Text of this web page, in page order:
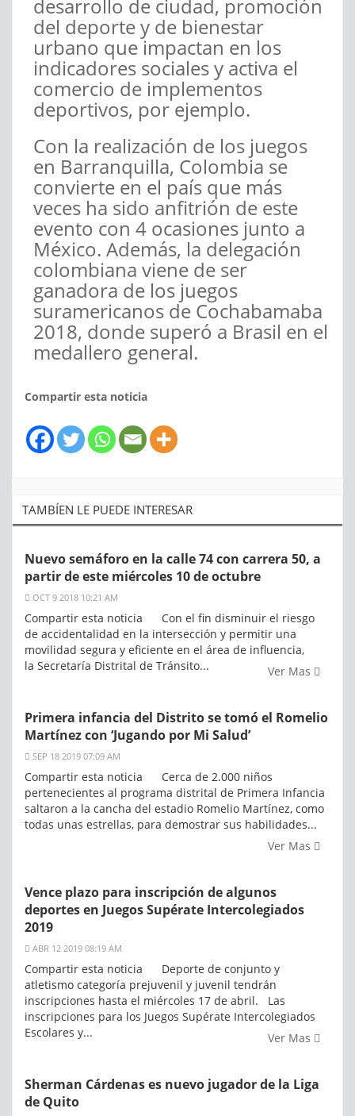
desarrollo de ciudad, promoción
del deporte y de bienestar
urbano que impactan en los
indicadores sociales y activa el
comercio de implementos
deportivos, por ejemplo.
Con la realización de los juegos
en Barranquilla, Colombia se
convierte en el país que más
veces ha sido anfitrión de este
evento con 4 ocasiones junto a
México. Además, la delegación
colombiana viene de ser
ganadora de los juegos
suramericanos de Cochabamaba
2018, donde superó a Brasil en el
medallero general.
Compartir esta noticia
TAMBÍEN LE PUEDE INTERESAR
Nuevo semáforo en la calle 74 con carrera 50, a
partir de este miércoles 10 de octubre
OCT 9 2018 10:21 AM
Compartir esta noticia Con el fin disminuir el riesgo
de accidentalidad en la intersección y permitir una
movilidad segura y eficiente en el área de influencia,
la Secretaría Distrital de Tránsito...
Ver Mas
Primera infancia del Distrito se tomó el Romelio
Martínez con ‘Jugando por Mi Salud’
SEP 18 2019 07:09 AM
Compartir esta noticia Cerca de 2.000 niños
pertenecientes al programa distrital de Primera Infancia
saltaron a la cancha del estadio Romelio Martínez, como
todas unas estrellas, para demostrar sus habilidades...
Ver Mas
Vence plazo para inscripción de algunos
deportes en Juegos Supérate Intercolegiados
2019
ABR 12 2019 08:19 AM
Compartir esta noticia Deporte de conjunto y
atletismo categoría prejuvenil y juvenil tendrán
inscripciones hasta el miércoles 17 de abril. Las
inscripciones para los Juegos Supérate Intercolegiados
Escolares y...
Ver Mas
Sherman Cárdenas es nuevo jugador de la Liga
de Quito